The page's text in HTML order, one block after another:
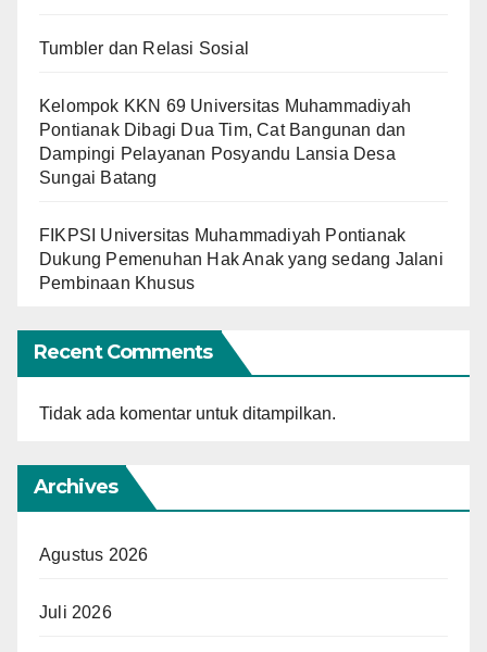
Tumbler dan Relasi Sosial
Kelompok KKN 69 Universitas Muhammadiyah
Pontianak Dibagi Dua Tim, Cat Bangunan dan
Dampingi Pelayanan Posyandu Lansia Desa
Sungai Batang
FIKPSI Universitas Muhammadiyah Pontianak
Dukung Pemenuhan Hak Anak yang sedang Jalani
Pembinaan Khusus
Recent Comments
Tidak ada komentar untuk ditampilkan.
Archives
Agustus 2026
Juli 2026